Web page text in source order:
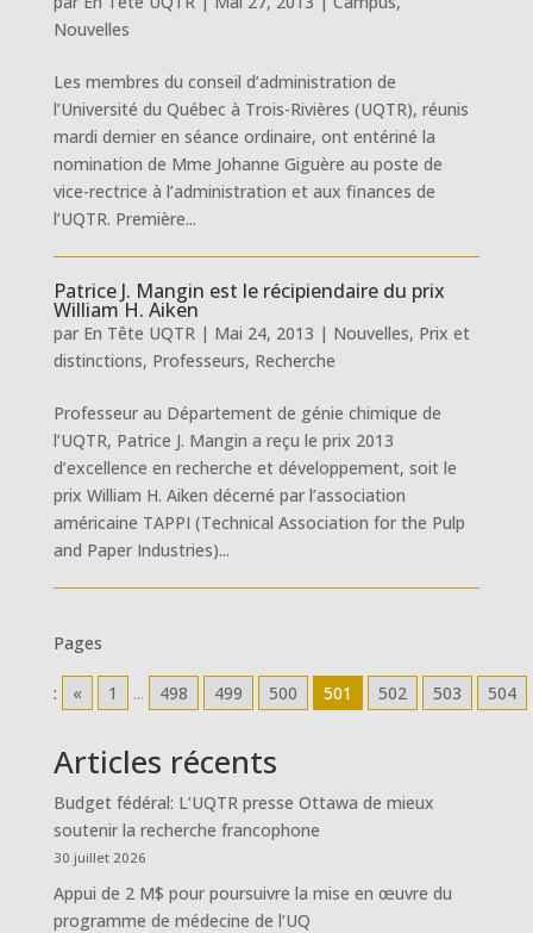
Nouvelles
Les membres du conseil d’administration de
l’Université du Québec à Trois-Rivières (UQTR), réunis
mardi dernier en séance ordinaire, ont entériné la
nomination de Mme Johanne Giguère au poste de
vice-rectrice à l’administration et aux finances de
l’UQTR. Première...
Patrice J. Mangin est le récipiendaire du prix
William H. Aiken
par En Tête UQTR| Mai 24, 2013 | Nouvelles, Prix et
distinctions, Professeurs, Recherche
Professeur au Département de génie chimique de
l’UQTR, Patrice J. Mangin a reçu le prix 2013
d’excellence en recherche et développement, soit le
prix William H. Aiken décerné par l’association
américaine TAPPI (Technical Association for the Pulp
and Paper Industries)...
Pages
: « 1 ... 498 499 500 501 502 503 504
Articles récents
Budget fédéral: L’UQTR presse Ottawa de mieux
soutenir la recherche francophone
30 juillet 2026
Appui de 2 M$ pour poursuivre la mise en œuvre du
programme de médecine de l’UQ